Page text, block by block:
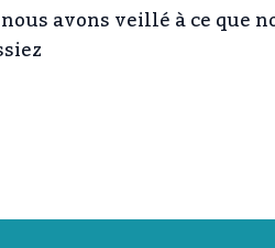
avons veillé à ce